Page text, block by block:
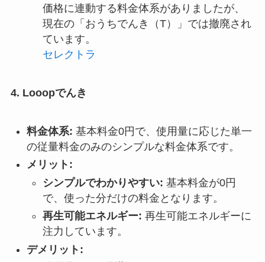
価格に連動する料金体系がありましたが、
現在の「おうちでんき（T）」では撤廃され
ています。
セレクトラ
4. Looopでんき
料金体系: 基本料金0円で、使用量に応じた単一
の従量料金のみのシンプルな料金体系です。
メリット:
シンプルでわかりやすい: 基本料金が0円
で、使った分だけの料金となります。
再生可能エネルギー: 再生可能エネルギーに
注力しています。
デメリット: